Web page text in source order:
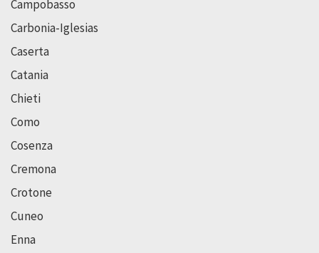
Campobasso
Carbonia-Iglesias
Caserta
Catania
Chieti
Como
Cosenza
Cremona
Crotone
Cuneo
Enna